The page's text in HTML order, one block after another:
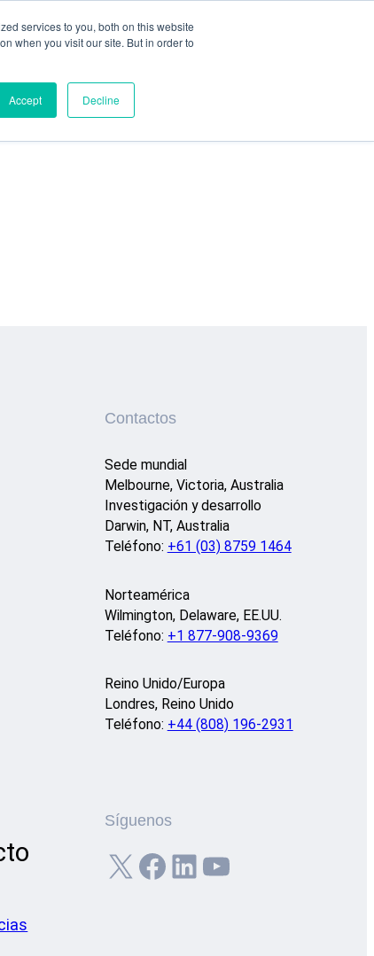
services to you, both on this website
when you visit our site. But in order to
Accept Decline
Contactos
Sede mundial
Melbourne, Victoria, Australia
Investigación y desarrollo
Darwin, NT, Australia
Teléfono: +61 (03) 8759 1464
Norteamérica
Wilmington, Delaware, EE.UU.
Teléfono: +1 877-908-9369
Reino Unido/Europa
Londres, Reino Unido
Teléfono: +44 (808) 196-2931
Síguenos
X Facebook LinkedIn YouTube